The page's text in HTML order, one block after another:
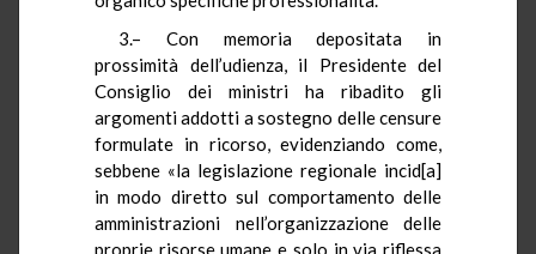
3.– Con memoria depositata in
prossimità dell’udienza, il Presidente del
Consiglio dei ministri ha ribadito gli
argomenti addotti a sostegno delle censure
formulate in ricorso, evidenziando come,
sebbene «la legislazione regionale incid[a]
in modo diretto sul comportamento delle
amministrazioni nell’organizzazione delle
proprie risorse umane e solo in via riflessa